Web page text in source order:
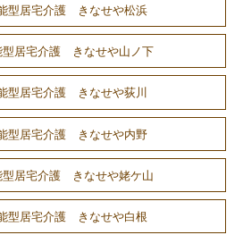
型居宅介護 きなせや松浜
型居宅介護 きなせや山ノ下
型居宅介護 きなせや荻川
型居宅介護 きなせや内野
型居宅介護 きなせや姥ケ山
型居宅介護 きなせや白根